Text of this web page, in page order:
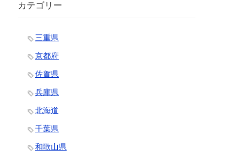
カテゴリー
三重県
京都府
佐賀県
兵庫県
北海道
千葉県
和歌山県